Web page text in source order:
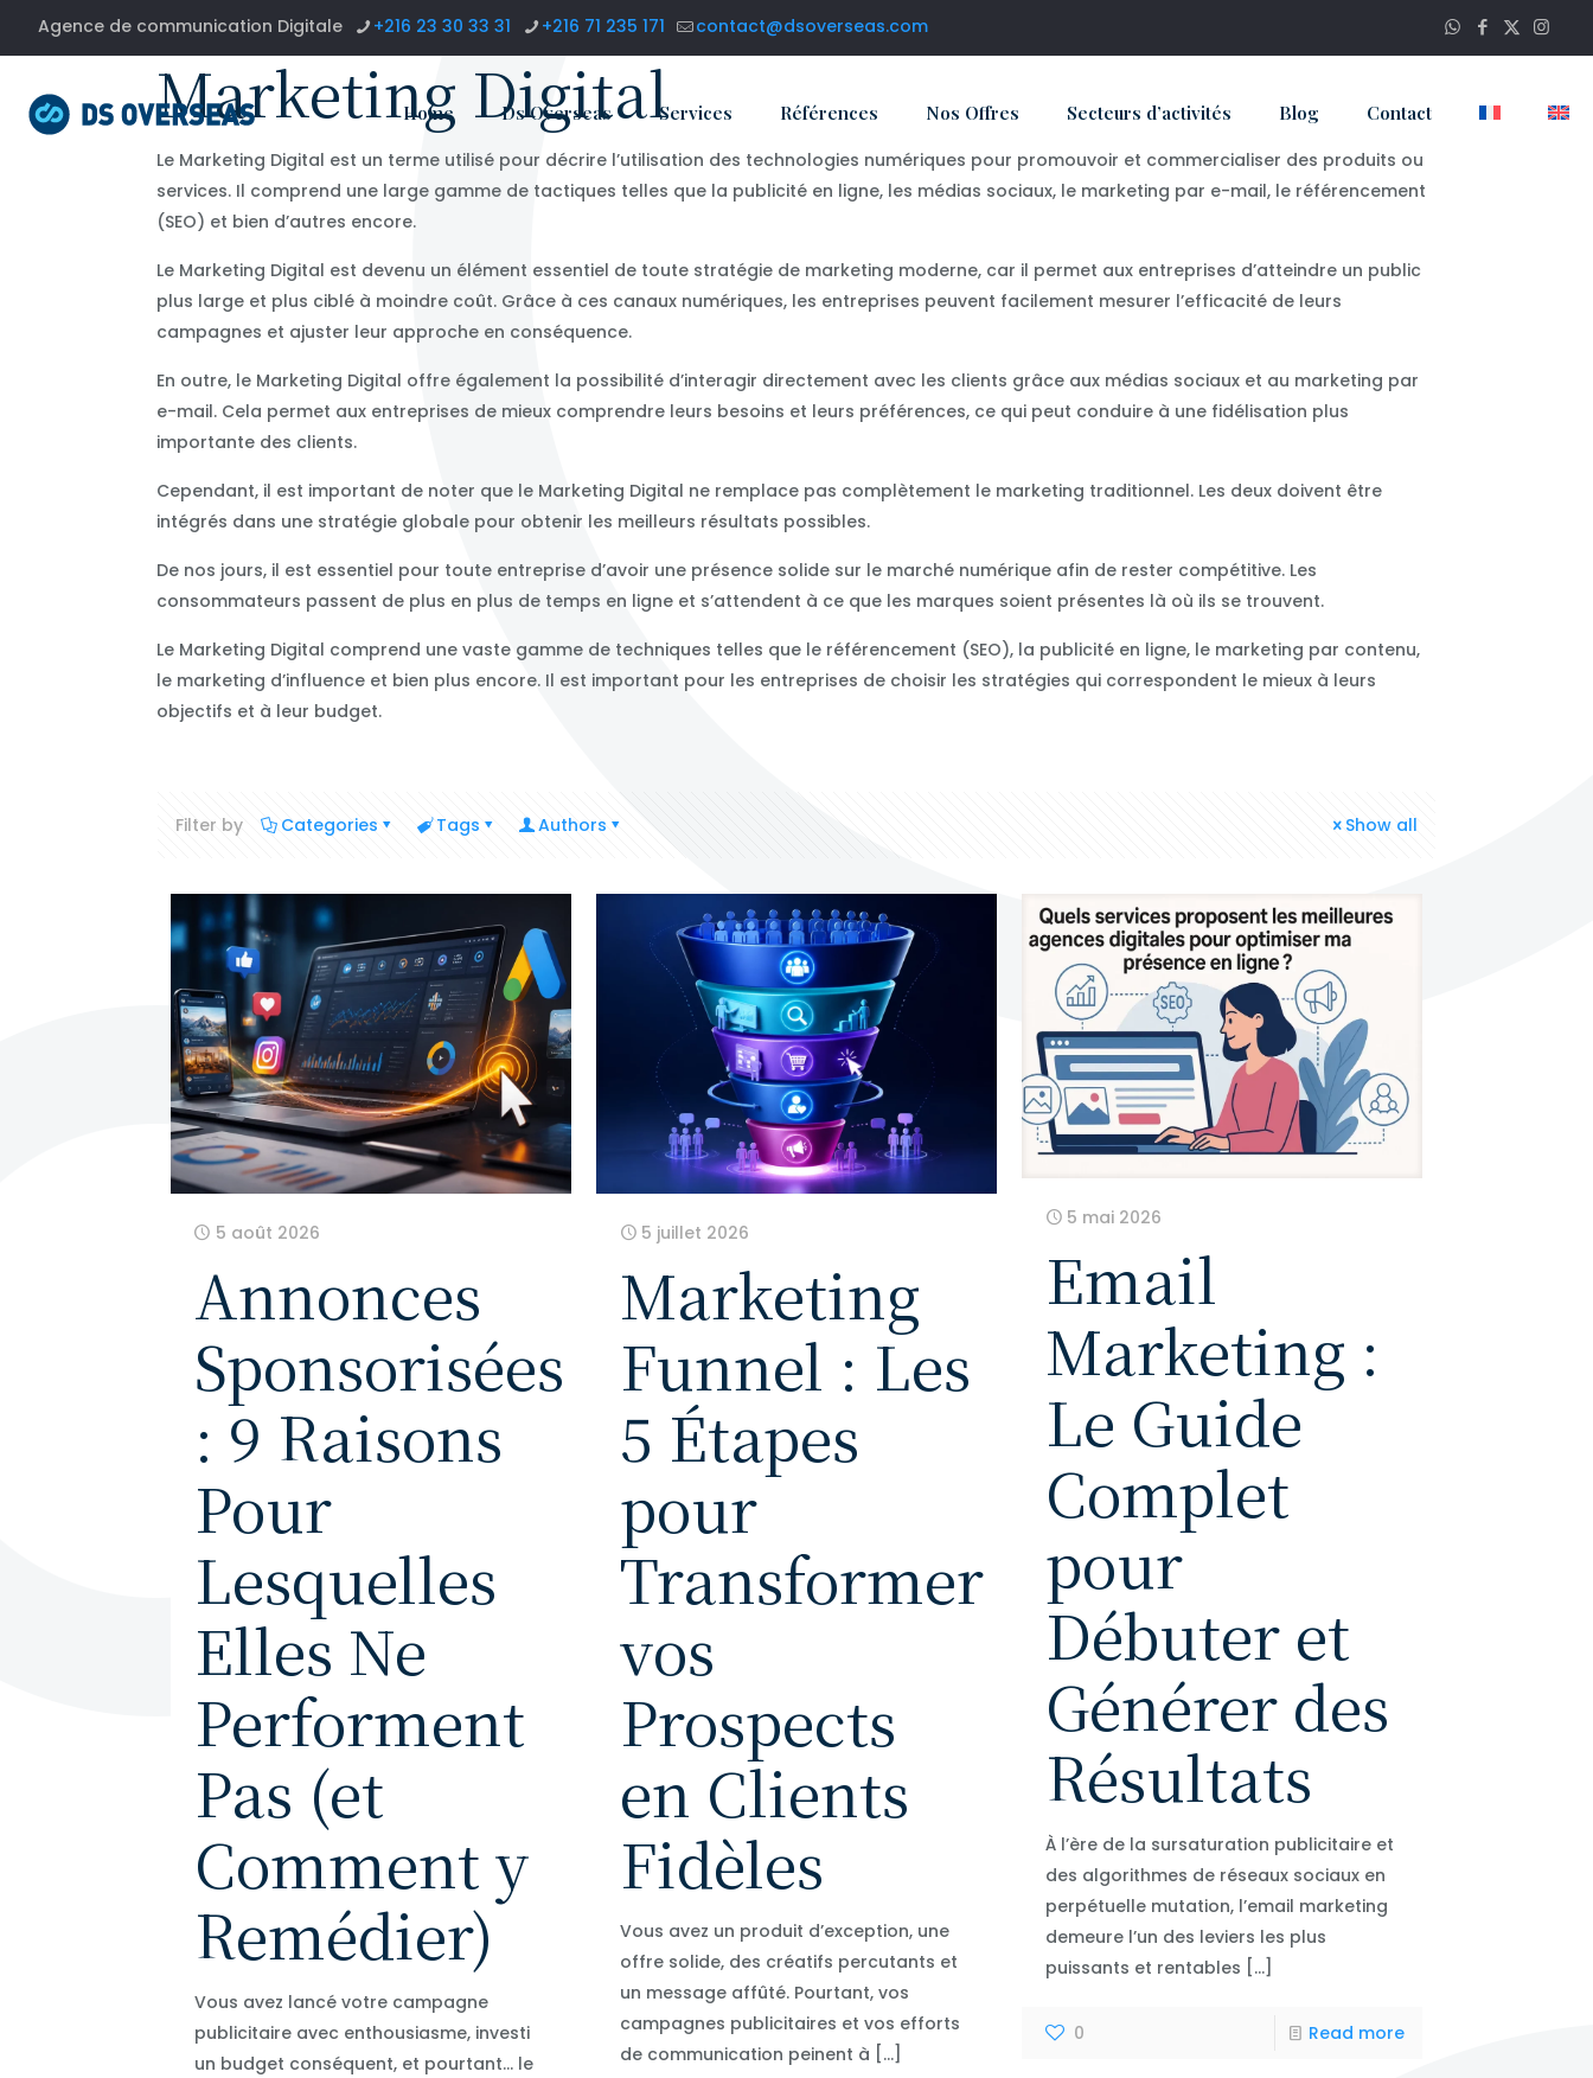
Agence de communication Digitale +216 23 30 33 31 +216 71 235 171 contact@dsoverseas.com
Home Ds Overseas Services Références Nos Offres Secteurs d’activités Blog Contact
Marketing Digital
Le Marketing Digital est un terme utilisé pour décrire l’utilisation des technologies numériques pour promouvoir et commercialiser des produits ou
services. Il comprend une large gamme de tactiques telles que la publicité en ligne, les médias sociaux, le marketing par e-mail, le référencement
(SEO) et bien d’autres encore.
Le Marketing Digital est devenu un élément essentiel de toute stratégie de marketing moderne, car il permet aux entreprises d’atteindre un public
plus large et plus ciblé à moindre coût. Grâce à ces canaux numériques, les entreprises peuvent facilement mesurer l’efficacité de leurs
campagnes et ajuster leur approche en conséquence.
En outre, le Marketing Digital offre également la possibilité d’interagir directement avec les clients grâce aux médias sociaux et au marketing par
e-mail. Cela permet aux entreprises de mieux comprendre leurs besoins et leurs préférences, ce qui peut conduire à une fidélisation plus
importante des clients.
Cependant, il est important de noter que le Marketing Digital ne remplace pas complètement le marketing traditionnel. Les deux doivent être
intégrés dans une stratégie globale pour obtenir les meilleurs résultats possibles.
De nos jours, il est essentiel pour toute entreprise d’avoir une présence solide sur le marché numérique afin de rester compétitive. Les
consommateurs passent de plus en plus de temps en ligne et s’attendent à ce que les marques soient présentes là où ils se trouvent.
Le Marketing Digital comprend une vaste gamme de techniques telles que le référencement (SEO), la publicité en ligne, le marketing par contenu,
le marketing d’influence et bien plus encore. Il est important pour les entreprises de choisir les stratégies qui correspondent le mieux à leurs
objectifs et à leur budget.
Filter by Categories Tags Authors Show all
5 août 2026
Annonces
Sponsorisées
: 9 Raisons
Pour
Lesquelles
Elles Ne
Performent
Pas (et
Comment y
Remédier)
Vous avez lancé votre campagne
publicitaire avec enthousiasme, investi
un budget conséquent, et pourtant… le
5 juillet 2026
Marketing
Funnel : Les
5 Étapes
pour
Transformer
vos
Prospects
en Clients
Fidèles
Vous avez un produit d’exception, une
offre solide, des créatifs percutants et
un message affûté. Pourtant, vos
campagnes publicitaires et vos efforts
de communication peinent à […]
5 mai 2026
Email
Marketing :
Le Guide
Complet
pour
Débuter et
Générer des
Résultats
À l’ère de la sursaturation publicitaire et
des algorithmes de réseaux sociaux en
perpétuelle mutation, l’email marketing
demeure l’un des leviers les plus
puissants et rentables […]
0 Read more